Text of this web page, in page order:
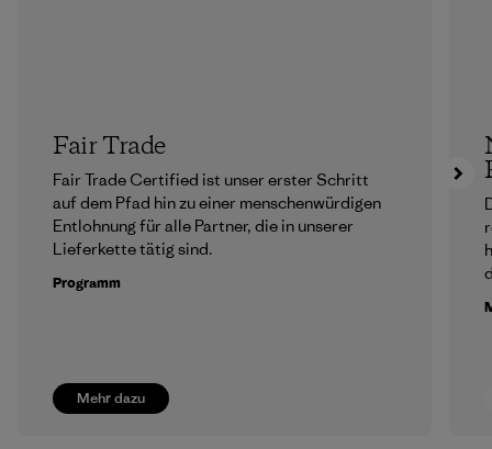
Mehr dazu
Fair Trade
Fair Trade Certified ist unser erster Schritt
auf dem Pfad hin zu einer menschenwürdigen
Entlohnung für alle Partner, die in unserer
Lieferkette tätig sind.
Programm